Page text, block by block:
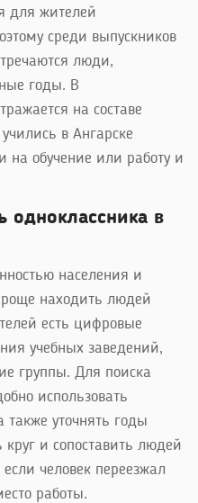
для жителей
среди выпускников
люди,
годы. В
на составе
в Ангарске
на обучение или работу и
одноклассника в
населения и
находить людей
есть цифровые
учебных заведений,
группы. Для поиска
использовать
также уточнять годы
круг и сопоставить людей
человек переезжал
работы.